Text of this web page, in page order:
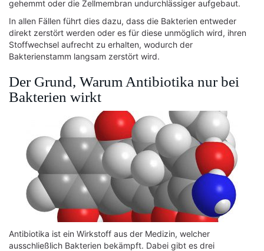
gehemmt oder die Zellmembran undurchlässiger aufgebaut.
In allen Fällen führt dies dazu, dass die Bakterien entweder
direkt zerstört werden oder es für diese unmöglich wird, ihren
Stoffwechsel aufrecht zu erhalten, wodurch der
Bakterienstamm langsam zerstört wird.
Der Grund, Warum Antibiotika nur bei
Bakterien wirkt
Antibiotika ist ein Wirkstoff aus der Medizin, welcher
ausschließlich Bakterien bekämpft. Dabei gibt es drei